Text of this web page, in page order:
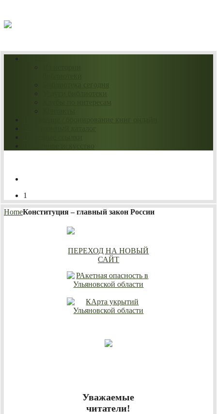
1
HomeКонституция – главный закон России
ПЕРЕХОД НА НОВЫЙ
САЙТ
Уважаемые
читатели!